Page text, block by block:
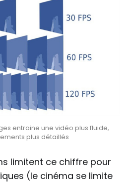
entraine une vidéo plus fluide,
plus détaillés
limitent ce chiffre pour
(le cinéma se limite